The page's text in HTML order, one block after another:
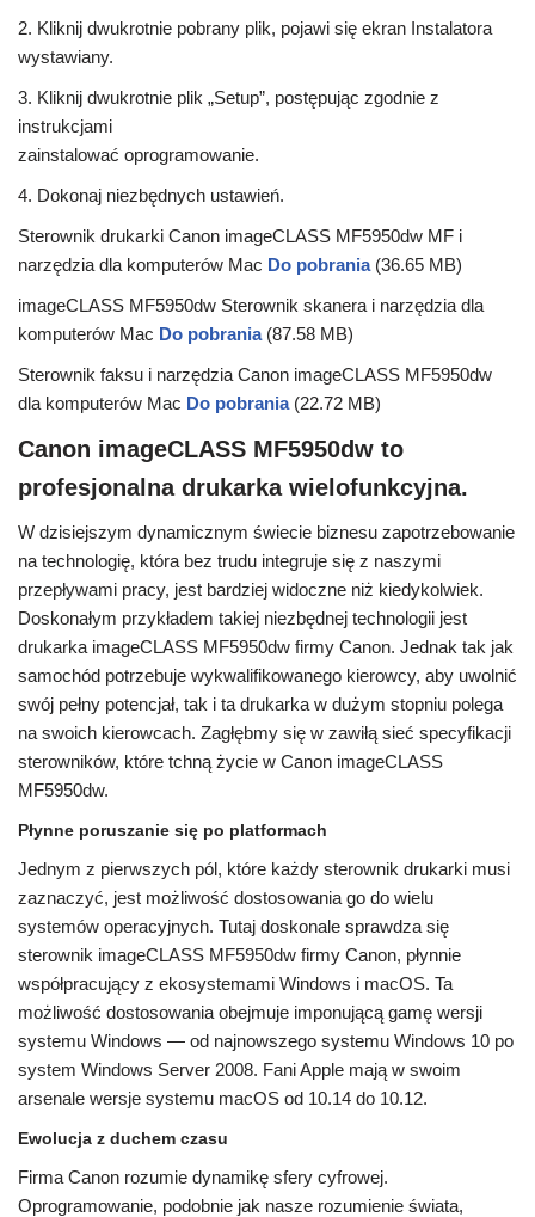
2. Kliknij dwukrotnie pobrany plik, pojawi się ekran Instalatora
wystawiany.
3. Kliknij dwukrotnie plik „Setup”, postępując zgodnie z
instrukcjami
zainstalować oprogramowanie.
4. Dokonaj niezbędnych ustawień.
Sterownik drukarki Canon imageCLASS MF5950dw MF i
narzędzia dla komputerów Mac Do pobrania (36.65 MB)
imageCLASS MF5950dw Sterownik skanera i narzędzia dla
komputerów Mac Do pobrania (87.58 MB)
Sterownik faksu i narzędzia Canon imageCLASS MF5950dw
dla komputerów Mac Do pobrania (22.72 MB)
Canon imageCLASS MF5950dw to
profesjonalna drukarka wielofunkcyjna.
W dzisiejszym dynamicznym świecie biznesu zapotrzebowanie
na technologię, która bez trudu integruje się z naszymi
przepływami pracy, jest bardziej widoczne niż kiedykolwiek.
Doskonałym przykładem takiej niezbędnej technologii jest
drukarka imageCLASS MF5950dw firmy Canon. Jednak tak jak
samochód potrzebuje wykwalifikowanego kierowcy, aby uwolnić
swój pełny potencjał, tak i ta drukarka w dużym stopniu polega
na swoich kierowcach. Zagłębmy się w zawiłą sieć specyfikacji
sterowników, które tchną życie w Canon imageCLASS
MF5950dw.
Płynne poruszanie się po platformach
Jednym z pierwszych pól, które każdy sterownik drukarki musi
zaznaczyć, jest możliwość dostosowania go do wielu
systemów operacyjnych. Tutaj doskonale sprawdza się
sterownik imageCLASS MF5950dw firmy Canon, płynnie
współpracujący z ekosystemami Windows i macOS. Ta
możliwość dostosowania obejmuje imponującą gamę wersji
systemu Windows — od najnowszego systemu Windows 10 po
system Windows Server 2008. Fani Apple mają w swoim
arsenale wersje systemu macOS od 10.14 do 10.12.
Ewolucja z duchem czasu
Firma Canon rozumie dynamikę sfery cyfrowej.
Oprogramowanie, podobnie jak nasze rozumienie świata,